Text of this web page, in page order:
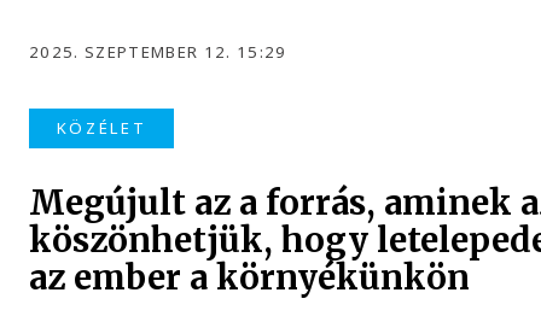
2025. SZEPTEMBER 12. 15:29
KÖZÉLET
Megújult az a forrás, aminek
köszönhetjük, hogy
az ember a környékünkön